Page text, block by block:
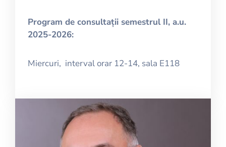
Program de consultații semestrul II, a.u.
2025-2026:
Miercuri, interval orar 12-14, sala E118